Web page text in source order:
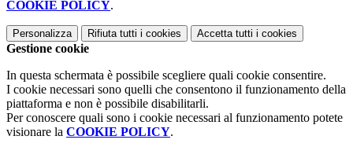
COOKIE POLICY.
Personalizza Rifiuta tutti i cookies Accetta tutti i cookies
Gestione cookie
In questa schermata è possibile scegliere quali cookie consentire.
I cookie necessari sono quelli che consentono il funzionamento della
piattaforma e non è possibile disabilitarli.
Per conoscere quali sono i cookie necessari al funzionamento potete
visionare la COOKIE POLICY.